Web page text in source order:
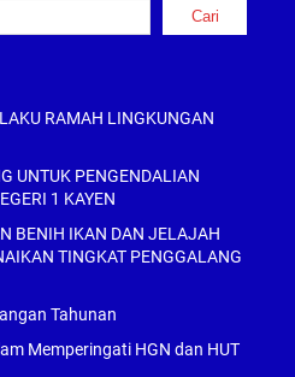
Cari
RAMAH LINGKUNGAN
UNTUK PENGENDALIAN
1 KAYEN
BENIH IKAN DAN JELAJAH
TINGKAT PENGGALANG
Tahunan
Memperingati HGN dan HUT